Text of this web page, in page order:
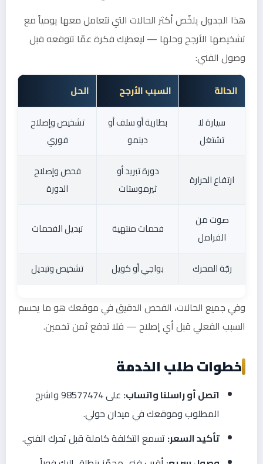
هذا الجدول يلخّص أكثر الحالات التي نتعامل معها يومياً مع
تشخيصها الأرجح وحلها — ليعطيك فكرة عمّا تتوقعه قبل
وصول الفني:
الحالة السبب الأرجح
الحل
سيارة لا
تشتغل
بطارية أو سلف أو
دينمو
تشخيص وإصلاح
فوري
ارتفاع الحرارة
دورة تبريد أو
ثيرموستات
فحص وإصلاح
الدورة
صوت من
الفرامل
فحمات منتهية تبديل الفحمات
رجّة المحرك بواجي أو كويل تشخيص وتبديل
وفي جميع الحالات، الفحص الدقيق في موقعك هو ما يحسم
السبب الفعلي قبل أي إصلاح — فلا تدفع ثمن تخمين.
خطوات طلب الخدمة
اتصل أو راسلنا واتساب:
على 98577474 واشرح
المطلوب وموقعك في ميدان حولي.
تأكيد السعر: تسمع التكلفة كاملة قبل تحرك الفني.